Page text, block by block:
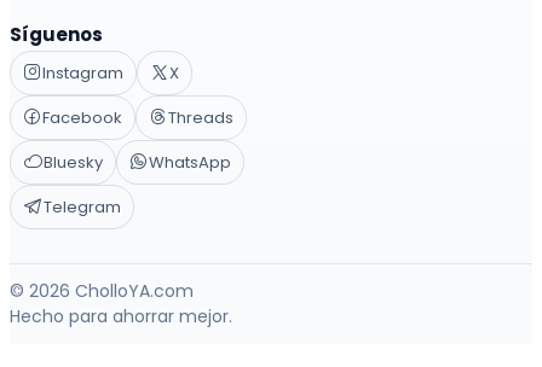
Síguenos
Instagram
X
Facebook
Threads
Bluesky
WhatsApp
Telegram
© 2026 CholloYA.com
Hecho para ahorrar mejor.